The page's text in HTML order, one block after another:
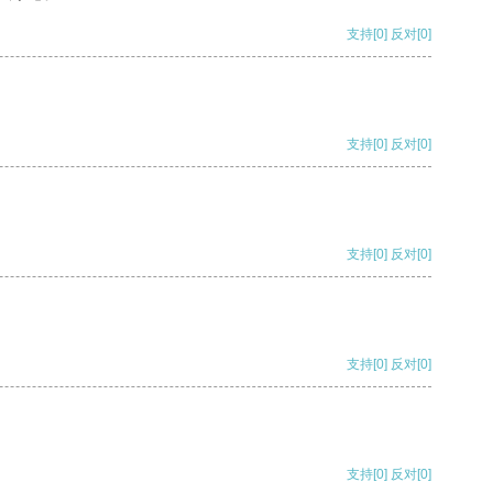
支持[0] 反对[0]
支持[0] 反对[0]
支持[0] 反对[0]
支持[0] 反对[0]
支持[0] 反对[0]